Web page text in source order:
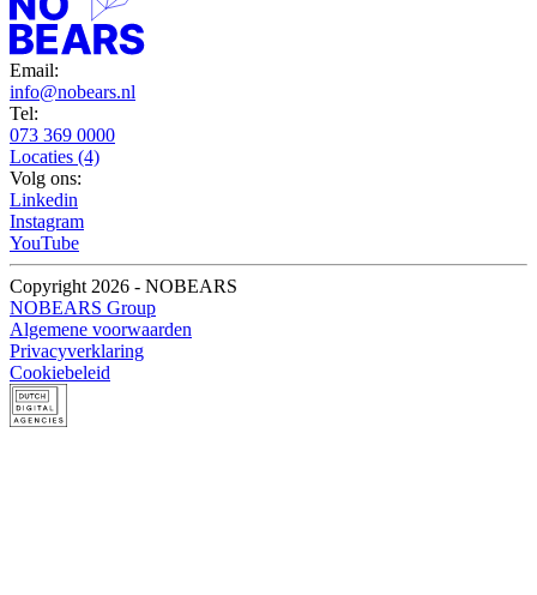
Email:
info@nobears.nl
Tel:
073 369 0000
Locaties (4)
Volg ons:
Linkedin
Instagram
YouTube
Copyright 2026 - NOBEARS
NOBEARS Group
Algemene voorwaarden
Privacyverklaring
Cookiebeleid